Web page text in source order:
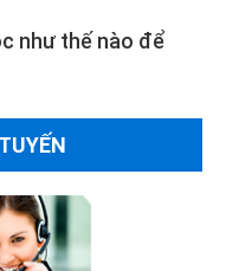
như thế nào để